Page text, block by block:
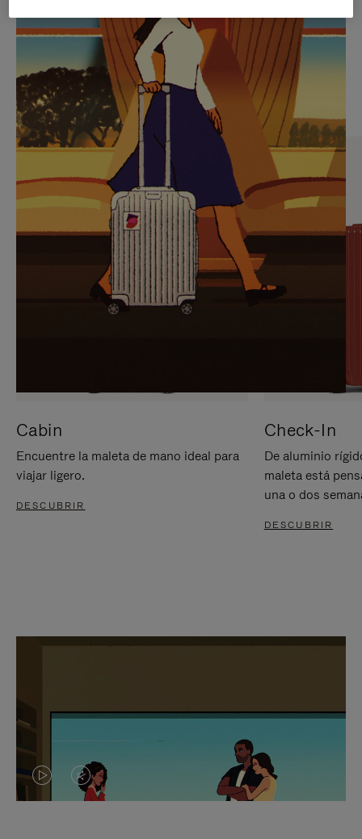
NO
ESTÁ
PAUSADO,
PULSE
PARA
PAUSARLO.
DEL
VÍDEO
ESTÁ
DESACTIVADO:
PULSE
PARA
ACTIVARLO.
IDAS DE REGALO CUIDADOSAMENTE ELEGIDAS
Encuentre su compañero de
viaje ideal
Cabin
Encuentre la maleta de mano ideal para
viajar ligero.
DESCUBRIR
Check-In
De aluminio
maleta está
una o dos
DESCUBRIR
EL
EL